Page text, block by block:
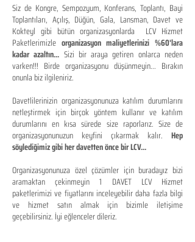
Siz de Kongre, Sempozyum, Konferans, Toplantı, Bayi
Toplantıları, Açılış, Düğün, Gala, Lansman, Davet ve
Kokteyl gibi bütün organizasyonlarda LCV Hizmet
Paketlerimizle organizasyon maliyetlerinizi %60'lara
kadar azaltın... Sizi bir araya getiren onlarca neden
varken!!! Birde organizasyonu düşünmeyin... Bırakın
onunla biz ilgileniriz.
Davetlilerinizin organizasyonunuza katılım durumlarını
netleştirmek için birçok yöntem kullanır ve katılım
durumlarını en kısa sürede size raporlarız. Size de
organizasyonunuzun keyfini çıkarmak kalır. Hep
söylediğimiz gibi her davetten önce bir LCV...
Organizasyonunuza özel çözümler için buradayız bizi
aramaktan çekinmeyin 1 DAVET LCV Hizmet
paketlerimizi ve fiyatlarını inceleyebilir daha fazla bilgi
ve hizmet satın almak için bizimle iletişime
geçebilirsiniz. İyi eğlenceler dileriz.